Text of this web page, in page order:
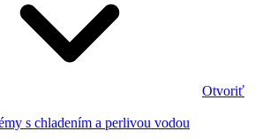
Otvoriť
s chladením a perlivou vodou